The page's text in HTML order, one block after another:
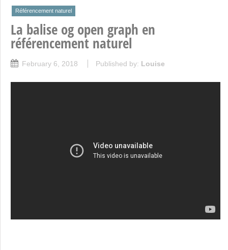
Référencement naturel
La balise og open graph en
référencement naturel
February 6, 2018 Published by: Louise